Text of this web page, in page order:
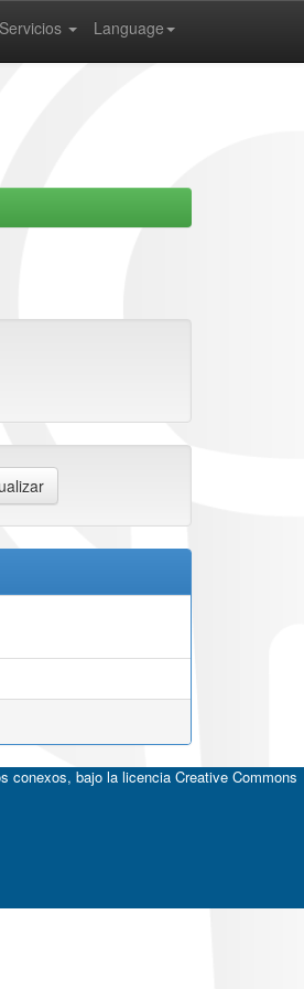
Language
Servicios
conexos, bajo la licencia Creative Commons